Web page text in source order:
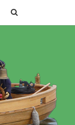
SEARCH